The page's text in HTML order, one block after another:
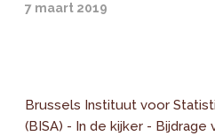
7 maart 2019
Brussels Instituut voor
(BISA) - In de kijker - Bijdrage